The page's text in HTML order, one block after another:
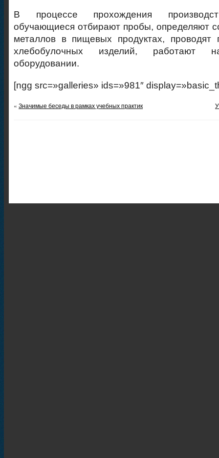
В процессе прохождения
обучающиеся отбирают пробы, определяют
металлов в пищевых продуктах, проводят
хлебобулочных изделий, работают
оборудовании.
[ngg src=»galleries» ids=»981″
« Значимые беседы в рамках учебных практик